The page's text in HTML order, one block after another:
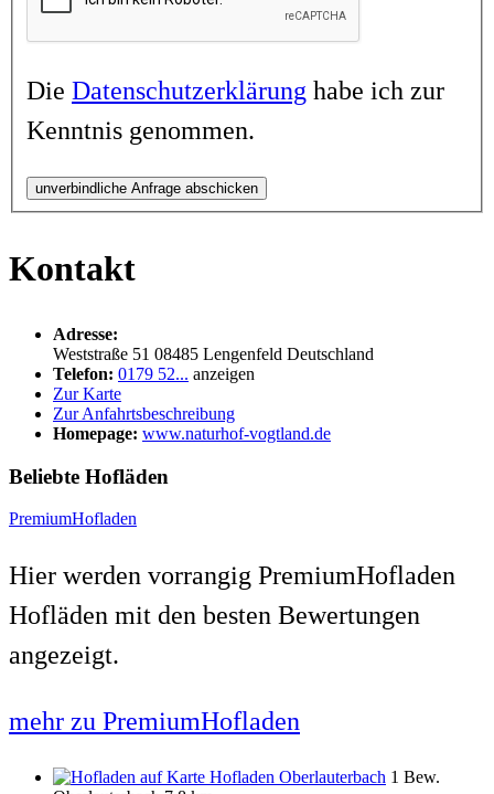
Die Datenschutzerklärung habe ich zur
Kenntnis genommen.
unverbindliche Anfrage abschicken
Kontakt
Adresse:
Weststraße 51 08485 Lengenfeld Deutschland
Telefon: 0179 52... anzeigen
Zur Karte
Zur Anfahrtsbeschreibung
Homepage: www.naturhof-vogtland.de
Beliebte Hofläden
PremiumHofladen
Hier werden vorrangig PremiumHofladen
Hofläden mit den besten Bewertungen
angezeigt.
mehr zu PremiumHofladen
Hofladen Oberlauterbach 1 Bew.